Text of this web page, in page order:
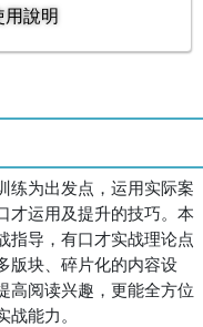
說明
练为出发点，运用实际案
才运用及提升的技巧。本
指导，有口才实战理论点
版块、碎片化的内容设
高阅读兴趣，更能全方位
能力。